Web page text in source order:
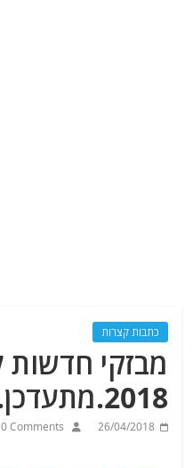
כתבות קצרות
2018.מתעדכן.
26/04/2018
0 Comments